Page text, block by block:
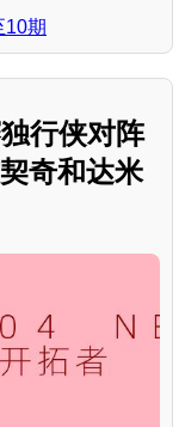
10期
行侠对阵
奇和达米